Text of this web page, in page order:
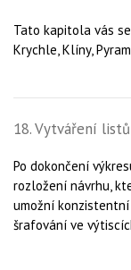
Tato kapitola vás
Krychle, Klíny,
18. Vytváření
Po dokončení
rozložení návrhu,
umožní
šrafování ve